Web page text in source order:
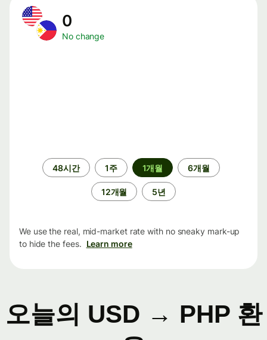
0
No change
48시간 1주 1개월 6개월
12개월 5년
We use the real, mid-market rate with no sneaky mark-up
to hide the fees. Learn more
오늘의 USD → PHP 환